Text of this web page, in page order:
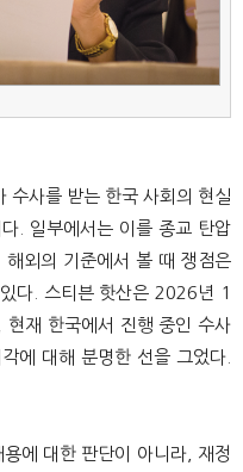
수사를 받는 한국 사회의 현실
. 일부에서는 이를 종교 탄압
외의 기준에서 볼 때 쟁점은
다. 스티븐 핫산은 2026년 1
현재 한국에서 진행 중인 수사
에 대해 분명한 선을 그었다.
에 대한 판단이 아니라, 재정